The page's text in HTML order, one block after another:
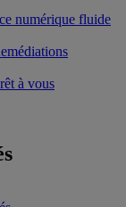
numérique fluide
à vous